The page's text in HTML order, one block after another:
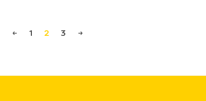
← 1 2 3 →